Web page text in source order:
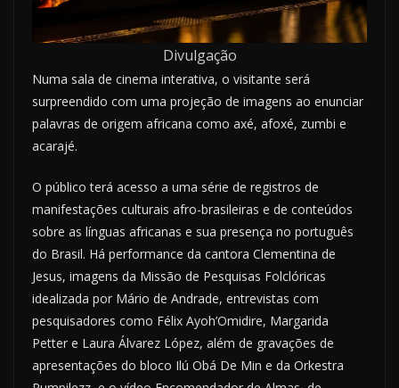
Divulgação
Numa sala de cinema interativa, o visitante será
surpreendido com uma projeção de imagens ao enunciar
palavras de origem africana como axé, afoxé, zumbi e
acarajé.
O público terá acesso a uma série de registros de
manifestações culturais afro-brasileiras e de conteúdos
sobre as línguas africanas e sua presença no português
do Brasil. Há performance da cantora Clementina de
Jesus, imagens da Missão de Pesquisas Folclóricas
idealizada por Mário de Andrade, entrevistas com
pesquisadores como Félix Ayoh’Omidire, Margarida
Petter e Laura Álvarez López, além de gravações de
apresentações do bloco Ilú Obá De Min e da Orkestra